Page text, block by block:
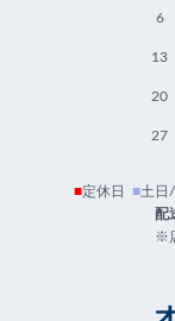
6
13
20
27
■定休日 ■土日
配
※